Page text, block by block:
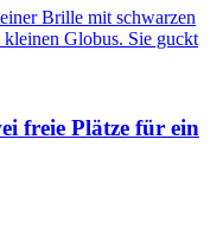
freie Plätze für ein